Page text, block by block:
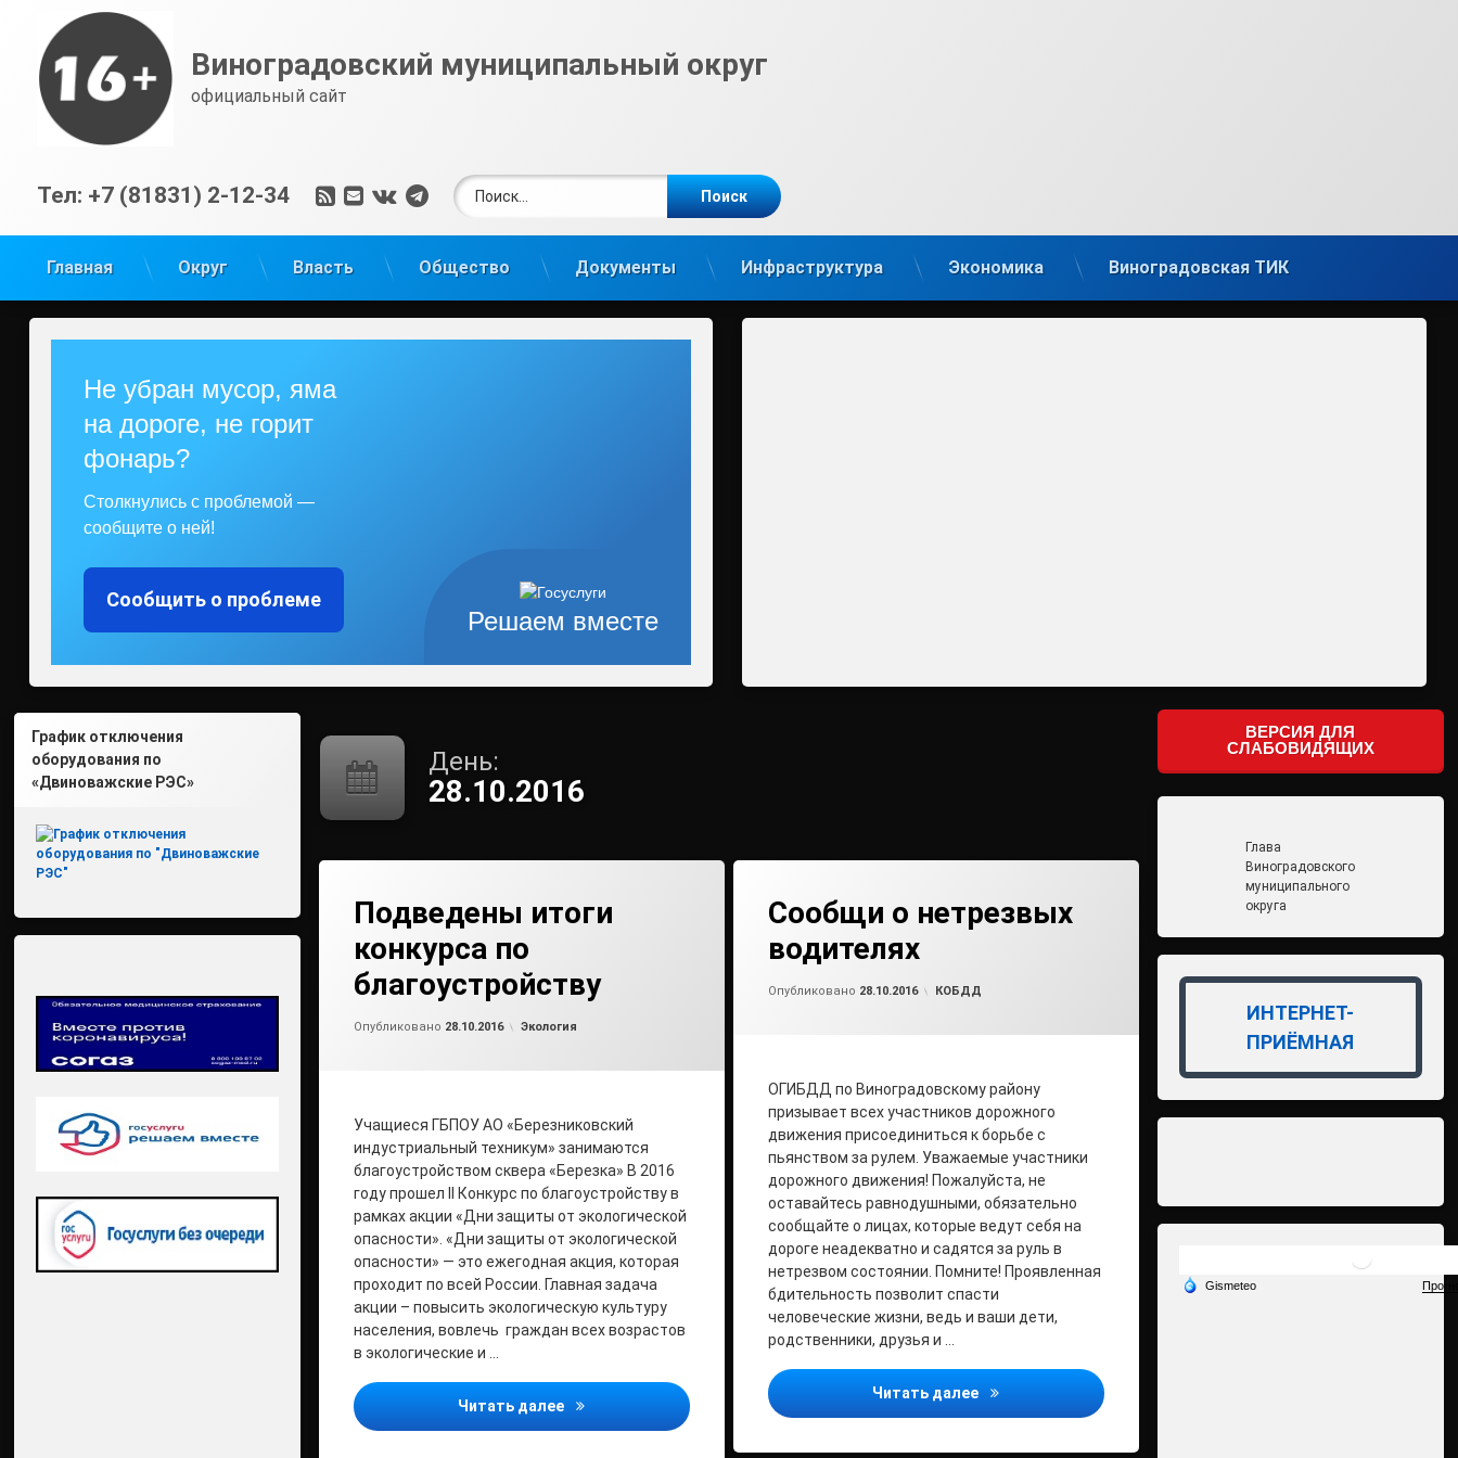
содержимому
Виноградовский муниципальный округ
официальный сайт
Тел: +7 (81831) 2-12-34 RSSE-mailВКонтакте
Telegram
Найти:
Главная Округ Власть Общество Документы Инфраструктура Экономика Виноградовская ТИК
Решаем вместе
Не убран мусор, яма
на дороге, не горит
фонарь?
Столкнулись с проблемой —
сообщите о ней!
Сообщить о проблеме
День:
28.10.2016
Подведены итоги
конкурса по
благоустройству
Опубликовано 28.10.2016 Рубрики:
Экология
Учащиеся ГБПОУ АО «Березниковский
индустриальный техникум» занимаются
благоустройством сквера «Березка» В 2016
году прошел II Конкурс по благоустройству в
рамках акции «Дни защиты от экологической
опасности». «Дни защиты от экологической
опасности» — это ежегодная акция, которая
проходит по всей России. Главная задача
акции – повысить экологическую культуру
населения, вовлечь граждан всех возрастов
в экологические и …
Читать далее Подведены итоги конкурса по благоустройству
Сообщи о нетрезвых
водителях
Опубликовано 28.10.2016 Рубрики:
КОБДД
ОГИБДД по Виноградовскому району
призывает всех участников дорожного
движения присоединиться к борьбе с
пьянством за рулем. Уважаемые участники
дорожного движения! Пожалуйста, не
оставайтесь равнодушными, обязательно
сообщайте о лицах, которые ведут себя на
дороге неадекватно и садятся за руль в
нетрезвом состоянии. Помните! Проявленная
бдительность позволит спасти
человеческие жизни, ведь и ваши дети,
родственники, друзья и …
Читать далее Сообщи о нетрезвых водителях
График отключения
оборудования по
«Двиноважские РЭС»
ВЕРСИЯ ДЛЯ
СЛАБОВИДЯЩИХ
Глава
Виноградовского
муниципального
округа
ИНТЕРНЕТ-
ПРИЁМНАЯ